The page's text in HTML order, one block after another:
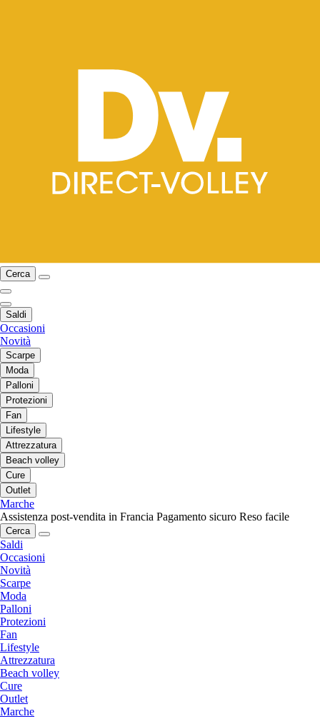
Cerca
Saldi
Occasioni
Novità
Scarpe
Moda
Palloni
Protezioni
Fan
Lifestyle
Attrezzatura
Beach volley
Cure
Outlet
Marche
Assistenza post-vendita in Francia Pagamento sicuro Reso facile
Cerca
Saldi
Occasioni
Novità
Scarpe
Moda
Palloni
Protezioni
Fan
Lifestyle
Attrezzatura
Beach volley
Cure
Outlet
Marche